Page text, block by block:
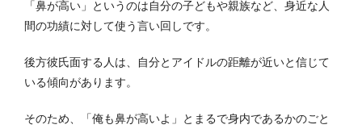
「鼻が高い」というのは自分の子どもや親族など、身近な人
間の功績に対して使う言い回しです。
後方彼氏面する人は、自分とアイドルの距離が近いと信じて
いる傾向があります。
そのため、「俺も鼻が高いよ」とまるで身内であるかのごと